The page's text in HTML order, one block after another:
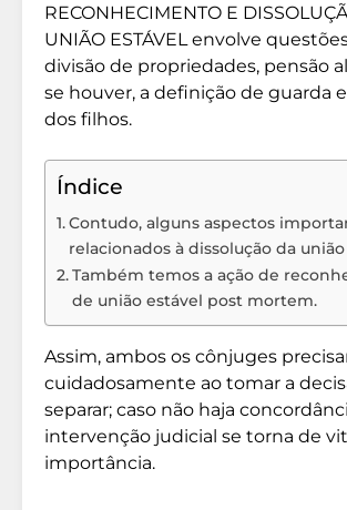
RECONHECIMENTO E
UNIÃO ESTÁVEL envolve
divisão de propriedades, pensão
se houver, a definição de guarda
dos filhos.
Índice
Contudo, alguns aspectos
relacionados à dissolução da
Também temos a ação de
de união estável post mortem.
Assim, ambos os cônjuges
cuidadosamente ao tomar a
separar; caso não haja
intervenção judicial se torna de
importância.